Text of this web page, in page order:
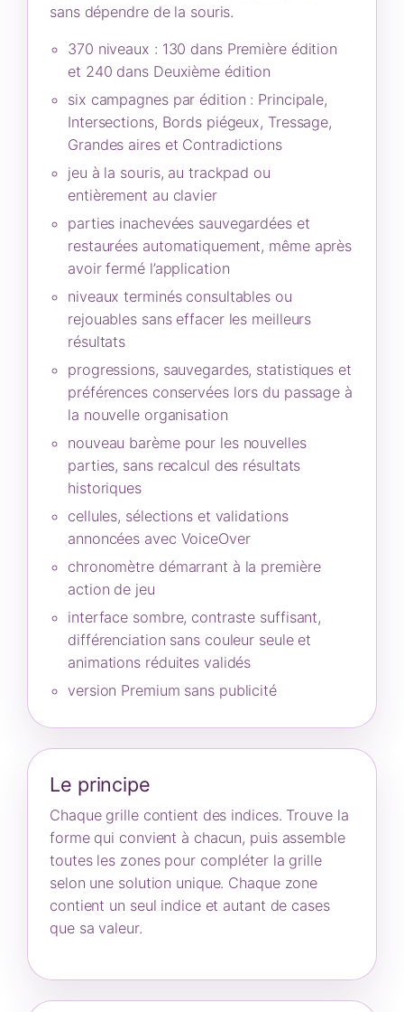
sans dépendre de la souris.
370 niveaux : 130 dans Première édition
et 240 dans Deuxième édition
six campagnes par édition : Principale,
Intersections, Bords piégeux, Tressage,
Grandes aires et Contradictions
jeu à la souris, au trackpad ou
entièrement au clavier
parties inachevées sauvegardées et
restaurées automatiquement, même après
avoir fermé l’application
niveaux terminés consultables ou
rejouables sans effacer les meilleurs
résultats
progressions, sauvegardes, statistiques et
préférences conservées lors du passage à
la nouvelle organisation
nouveau barème pour les nouvelles
parties, sans recalcul des résultats
historiques
cellules, sélections et validations
annoncées avec VoiceOver
chronomètre démarrant à la première
action de jeu
interface sombre, contraste suffisant,
différenciation sans couleur seule et
animations réduites validés
version Premium sans publicité
Le principe
Chaque grille contient des indices. Trouve la
forme qui convient à chacun, puis assemble
toutes les zones pour compléter la grille
selon une solution unique. Chaque zone
contient un seul indice et autant de cases
que sa valeur.